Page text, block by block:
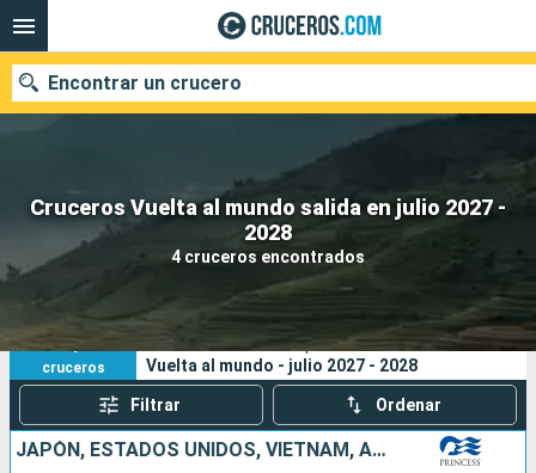
Cruceros Vuelta al mundo salida en julio 2027 -
2028
4 cruceros encontrados
Encontrar un crucero
Nuestros destinos
Fecha de salida
Puertos Compañías
Buscar
4
cruceros
Sus criterios de búsqueda:
Vuelta al mundo - julio 2027 - 2028
Filtrar Ordenar
JAPÓN, ESTADOS UNIDOS, VIETNAM, AUSTRALIA, CANADÁ, CHINA, INDONESIA, SINGAPUR, TAIWÁN